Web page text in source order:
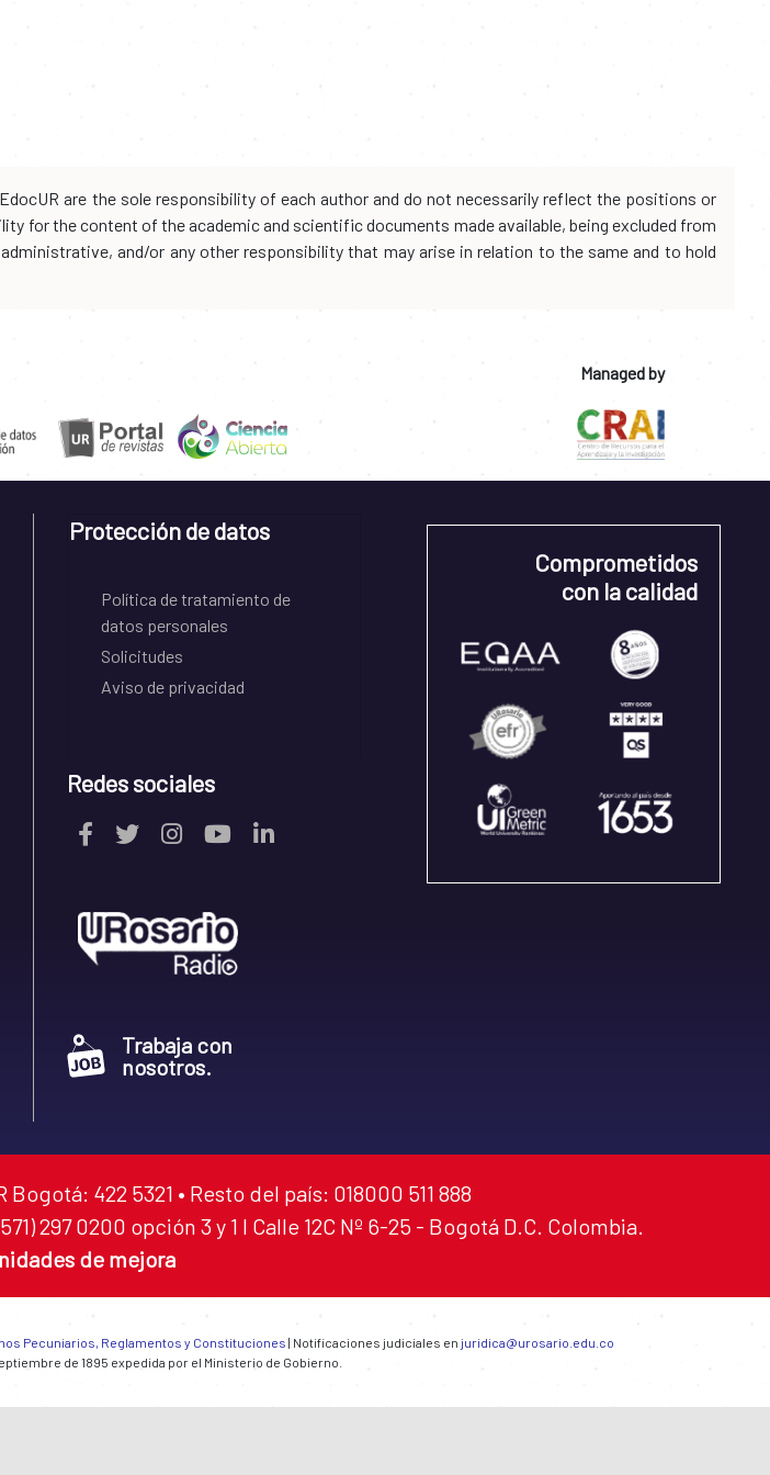
are the sole responsibility of each author and do not necessarily reflect the positions or
for the content of the academic and scientific documents made available, being excluded from
and/or any other responsibility that may arise in relation to the same and to hold
Managed by
Protección de datos
Política de tratamiento de
datos personales
Solicitudes
Aviso de privacidad
Redes sociales
Trabaja con
nosotros.
Comprometidos
con la calidad
422 5321 • Resto del país: 018000 511 888
297 0200 opción 3 y 1 I Calle 12C Nº 6-25 - Bogotá D.C. Colombia.
de mejora
Pecuniarios, Reglamentos y Constituciones | Notificaciones judiciales en juridica@urosario.edu.co
de 1895 expedida por el Ministerio de Gobierno.